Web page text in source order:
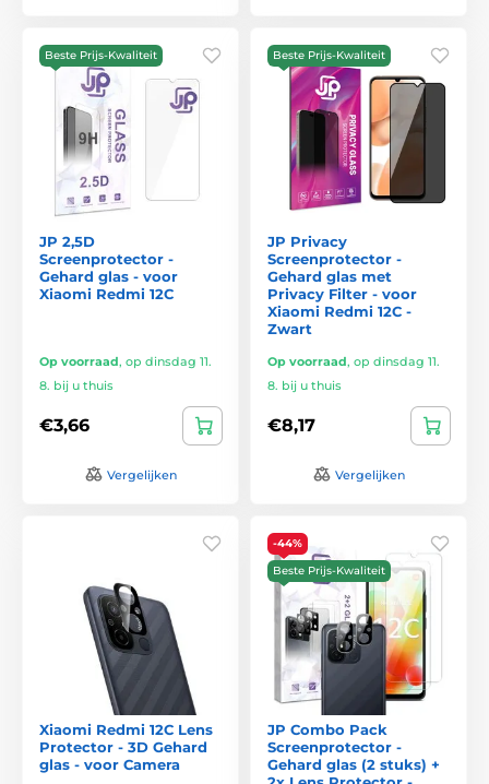
Beste Prijs-Kwaliteit
JP 2,5D
Screenprotector -
Gehard glas - voor
Xiaomi Redmi 12C
Op voorraad, op dinsdag 11.
8. bij u thuis
€3,66
Vergelijken
Beste Prijs-Kwaliteit
JP Privacy
Screenprotector -
Gehard glas met
Privacy Filter - voor
Xiaomi Redmi 12C -
Zwart
Op voorraad, op dinsdag 11.
8. bij u thuis
€8,17
Vergelijken
Xiaomi Redmi 12C Lens
Protector - 3D Gehard
glas - voor Camera
-44%
Beste Prijs-Kwaliteit
JP Combo Pack
Screenprotector -
Gehard glas (2 stuks) +